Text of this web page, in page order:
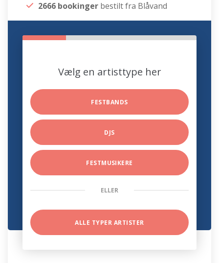
2666 bookinger bestilt fra Blåvand
Vælg en artisttype her
FESTBANDS
DJS
FESTMUSIKERE
ELLER
ALLE TYPER ARTISTER